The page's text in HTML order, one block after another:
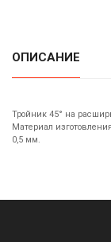
ОПИСАНИЕ
Тройник 45° на
Материал
0,5 мм.